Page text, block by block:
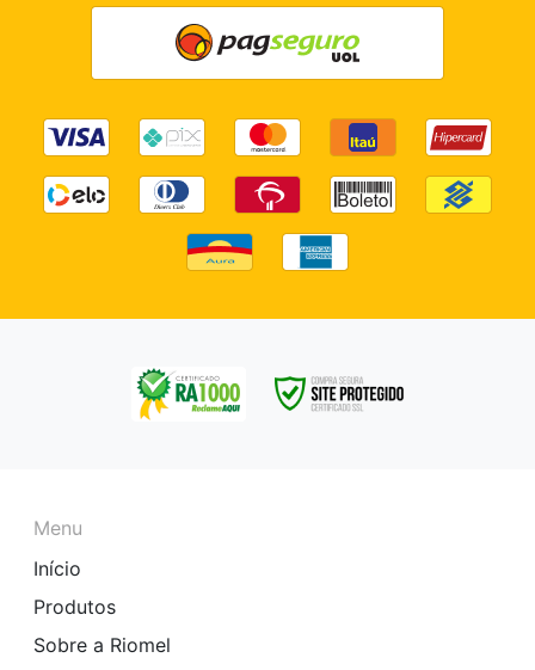
Menu
Início
Produtos
Sobre a Riomel